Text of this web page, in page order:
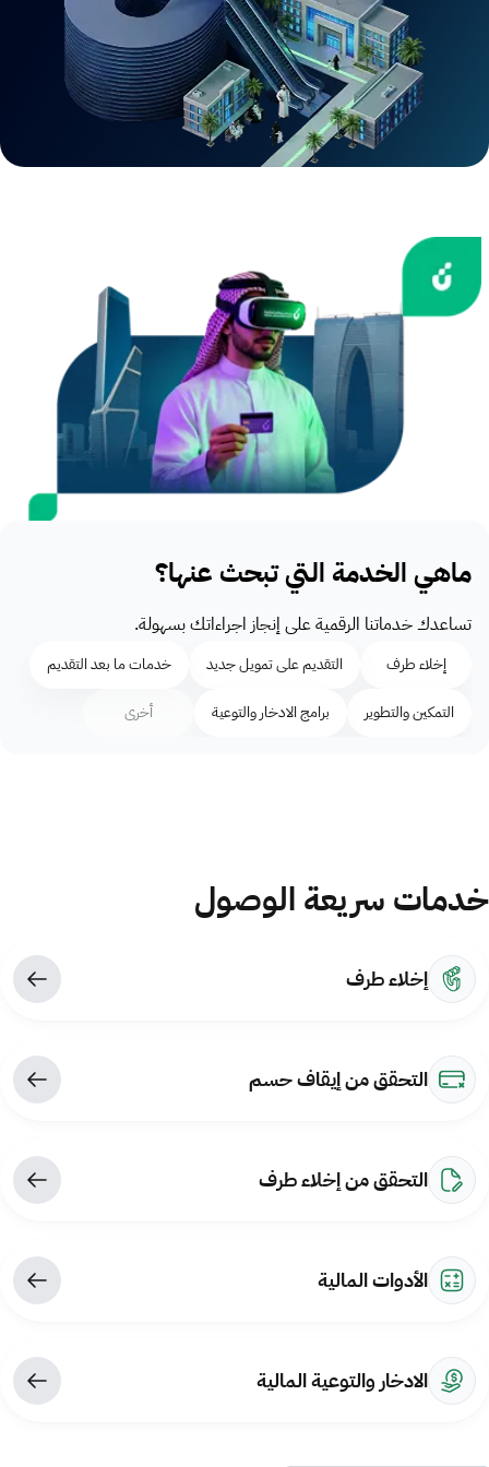
ماهي الخدمة التي تبحث عنها؟
تساعدك خدماتنا الرقمية على إنجاز اجراءاتك بسهولة.
إخلاء طرف التقديم على تمويل جديد خدمات ما بعد التقديم
التمكين والتطوير برامج الادخار والتوعية أخرى
خدمات سريعة الوصول
إخلاء طرف
التحقق من إيقاف حسم
التحقق من إخلاء طرف
الأدوات المالية
الادخار والتوعية المالية